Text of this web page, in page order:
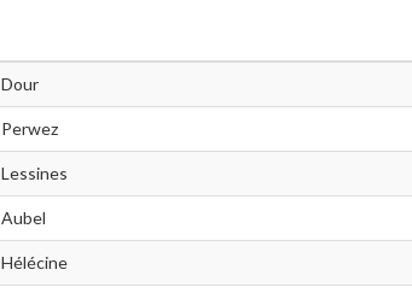
Dour
Perwez
Lessines
Aubel
Hélécine